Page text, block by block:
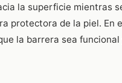
la superficie mientras
protectora de la piel. En
la barrera sea funcional